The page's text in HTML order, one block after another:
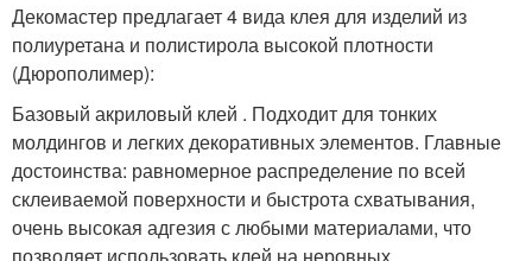
Декомастер предлагает 4 вида клея для изделий из
полиуретана и полистирола высокой плотности
(Дюрополимер):
Базовый акриловый клей . Подходит для тонких
молдингов и легких декоративных элементов. Главные
достоинства: равномерное распределение по всей
склеиваемой поверхности и быстрота схватывания,
очень высокая адгезия с любыми материалами, что
позволяет использовать клей на неровных